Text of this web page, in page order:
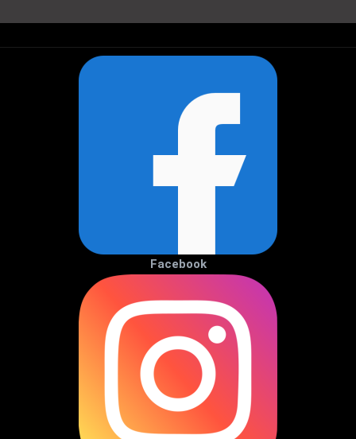
Facebook